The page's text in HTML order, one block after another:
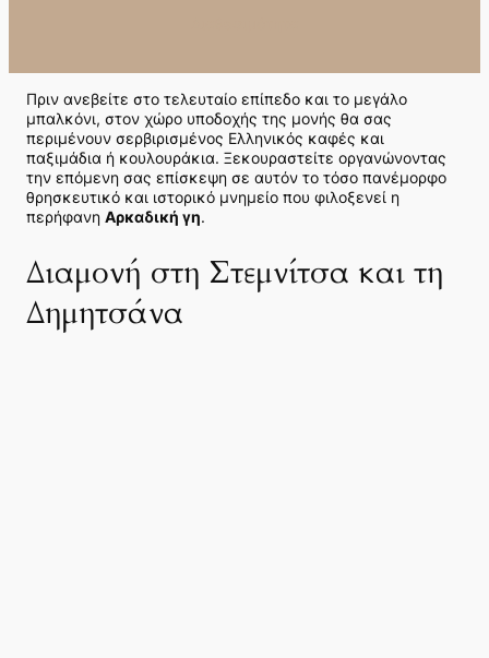
Πριν ανεβείτε στο τελευταίο επίπεδο και το μεγάλο
μπαλκόνι, στον χώρο υποδοχής της μονής θα σας
περιμένουν σερβιρισμένος Ελληνικός καφές και
παξιμάδια ή κουλουράκια. Ξεκουραστείτε οργανώνοντας
την επόμενη σας επίσκεψη σε αυτόν το τόσο πανέμορφο
θρησκευτικό και ιστορικό μνημείο που φιλοξενεί η
περήφανη Αρκαδική γη.
Διαμονή στη Στεμνίτσα και τη
Δημητσάνα